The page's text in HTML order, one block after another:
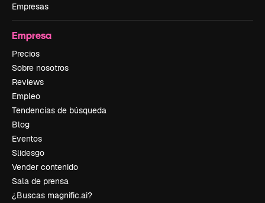
Empresas
Empresa
Precios
Sobre nosotros
Reviews
Empleo
Tendencias de búsqueda
Blog
Eventos
Slidesgo
Vender contenido
Sala de prensa
¿Buscas magnific.ai?